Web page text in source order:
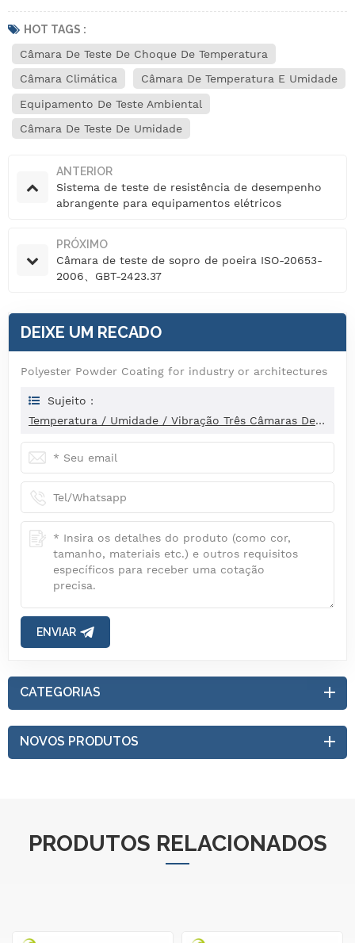
HOT TAGS :
Câmara De Teste De Choque De Temperatura
Câmara Climática
Câmara De Temperatura E Umidade
Equipamento De Teste Ambiental
Câmara De Teste De Umidade
ANTERIOR
Sistema de teste de resistência de desempenho
abrangente para equipamentos elétricos
PRÓXIMO
Câmara de teste de sopro de poeira ISO-20653-
2006、GBT-2423.37
DEIXE UM RECADO
Polyester Powder Coating for industry or architectures
Sujeito :
Temperatura / Umidade / Vibração Três Câmaras De Teste De Ambiente Abrangente
ENVIAR
CATEGORIAS
NOVOS PRODUTOS
PRODUTOS RELACIONADOS